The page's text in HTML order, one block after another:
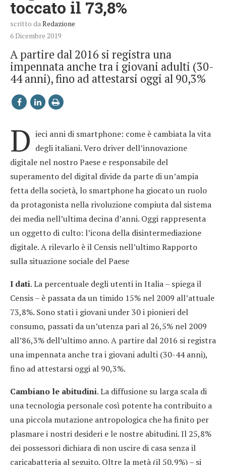
toccato il 73,8%
scritto da Redazione
6 Dicembre 2019
A partire dal 2016 si registra una
impennata anche tra i giovani adulti (30-
44 anni), fino ad attestarsi oggi al 90,3%
D ieci anni di smartphone: come è cambiata la vita
degli italiani. Vero driver dell’innovazione
digitale nel nostro Paese e responsabile del
superamento del digital divide da parte di un’ampia
fetta della società, lo smartphone ha giocato un ruolo
da protagonista nella rivoluzione compiuta dal sistema
dei media nell’ultima decina d’anni. Oggi rappresenta
un oggetto di culto: l’icona della disintermediazione
digitale. A rilevarlo è il Censis nell’ultimo Rapporto
sulla situazione sociale del Paese
I dati. La percentuale degli utenti in Italia – spiega il
Censis – è passata da un timido 15% nel 2009 all’attuale
73,8%. Sono stati i giovani under 30 i pionieri del
consumo, passati da un’utenza pari al 26,5% nel 2009
all’86,3% dell’ultimo anno. A partire dal 2016 si registra
una impennata anche tra i giovani adulti (30-44 anni),
fino ad attestarsi oggi al 90,3%.
Cambiano le abitudini. La diffusione su larga scala di
una tecnologia personale così potente ha contribuito a
una piccola mutazione antropologica che ha finito per
plasmare i nostri desideri e le nostre abitudini. Il 25,8%
dei possessori dichiara di non uscire di casa senza il
caricabatteria al seguito. Oltre la metà (il 50,9%) – si